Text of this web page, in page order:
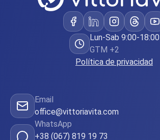
Lun-Sab 9:00-18:00
GTM +2
Política de privacidad
Email
office@vittoriavita.com
WhatsApp
+38 (067) 819 19 73